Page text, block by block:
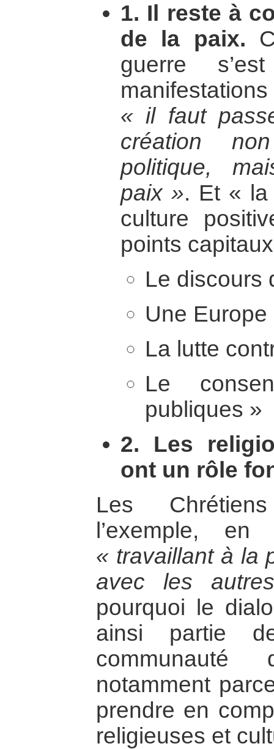
1. Il reste à
de la paix.
guerre
« il faut
création
politique,
paix ». Et « la
culture
points
Le discours
Une
La lutte
Le
publiques »
2. Les
ont un rôle
Les
l’exemple,
« travaillant à la
avec les
pourquoi le
ainsi partie
notamment
prendre en
religieuses et